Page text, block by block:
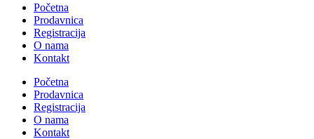
Početna
Prodavnica
Registracija
O nama
Kontakt
Početna
Prodavnica
Registracija
O nama
Kontakt